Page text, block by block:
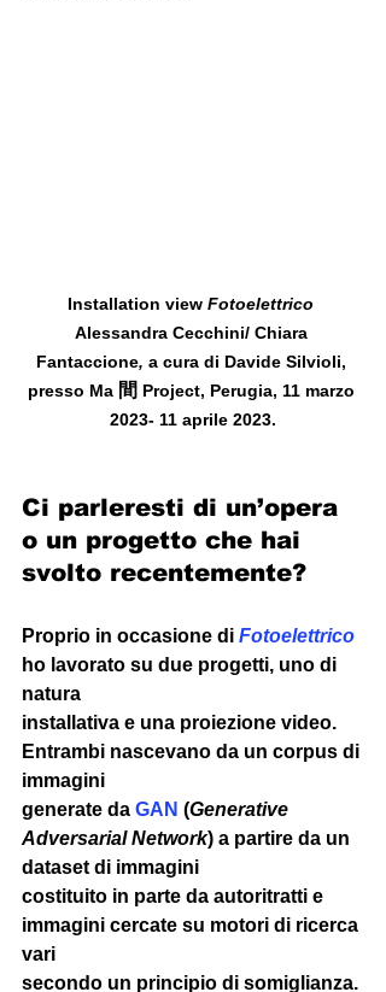
Installation view Fotoelettrico
Alessandra Cecchini/ Chiara
Fantaccione, a cura di Davide Silvioli,
presso Ma 間 Project, Perugia, 11 marzo
2023- 11 aprile 2023.
Ci parleresti di un’opera
o un progetto che hai
svolto recentemente?
Proprio in occasione di Fotoelettrico
ho lavorato su due progetti, uno di
natura
installativa e una proiezione video.
Entrambi nascevano da un corpus di
immagini
generate da GAN (Generative
Adversarial Network) a partire da un
dataset di immagini
costituito in parte da autoritratti e
immagini cercate su motori di ricerca
vari
secondo un principio di somiglianza.